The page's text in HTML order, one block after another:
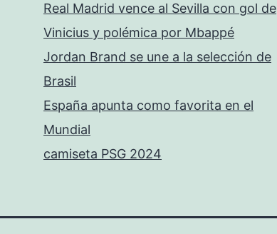
Real Madrid vence al Sevilla con gol de
Vinicius y polémica por Mbappé
Jordan Brand se une a la selección de
Brasil
España apunta como favorita en el
Mundial
camiseta PSG 2024